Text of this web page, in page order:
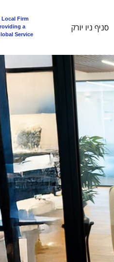
סניף ניו יורק
Local Firm
a
Service